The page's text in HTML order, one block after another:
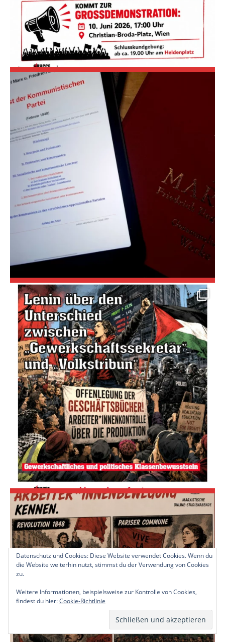
Datenschutz und Cookies: Diese Website verwendet Cookies. Wenn du
die Website weiterhin nutzt, stimmst du der Verwendung von Cookies
zu.
Weitere Informationen, beispielsweise zur Kontrolle von Cookies,
findest du hier:Cookie-Richtlinie